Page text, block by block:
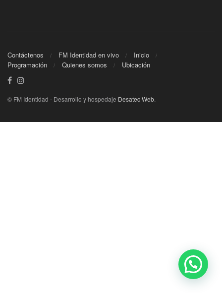
Contáctenos FM Identidad en vivo
Inicio
Programación
Quienes somos Ubicación
© FM Identidad - Desarrollo y hospedaje Desatec Web.